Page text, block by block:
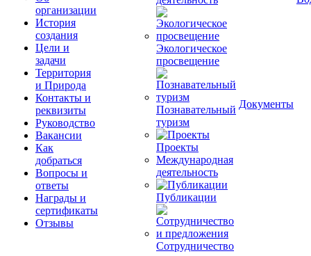
организации
История
создания
Цели и
задачи
Территория
и Природа
Контакты и
реквизиты
Руководство
Вакансии
Как
добраться
Вопросы и
ответы
Награды и
сертификаты
Отзывы
Экологическое
просвещение
Познавательный
туризм
Проекты
Международная
деятельность
Публикации
Сотрудничество
Документы